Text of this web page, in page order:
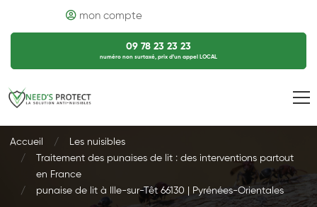
mon compte
09 78 23 23 23
numéro non surtaxé, prix d’un appel LOCAL
Accueil
Les nuisibles
Traitement des punaises de lit : des interventions partout
en France
punaise de lit à Ille-sur-Têt 66130 | Pyrénées-Orientales